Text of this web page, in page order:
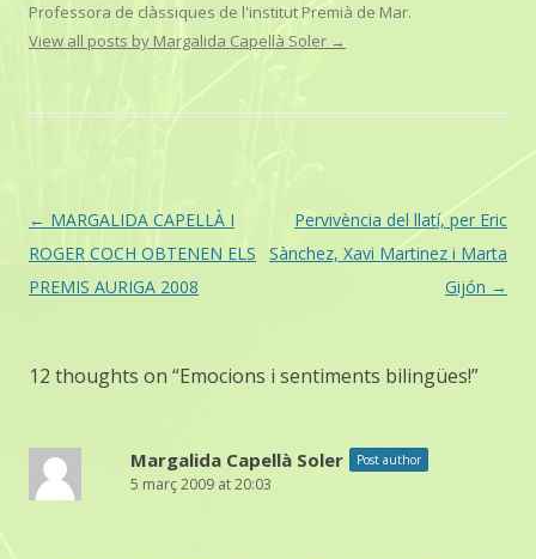
Professora de clàssiques de l'institut Premià de Mar.
View all posts by Margalida Capellà Soler →
Post
navigation
← MARGALIDA CAPELLÀ I
ROGER COCH OBTENEN ELS
PREMIS AURIGA 2008
Pervivència del llatí, per Eric
Sànchez, Xavi Martinez i Marta
Gijón →
12 thoughts on “Emocions i sentiments bilingües!”
Margalida Capellà Soler Post author
5 març 2009 at 20:03